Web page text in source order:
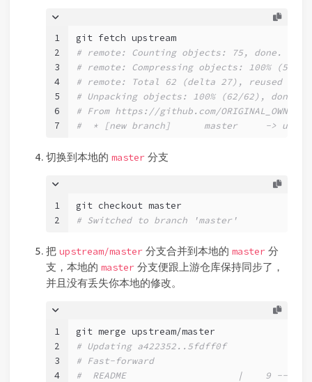
1
2
3
4
5
6
7
git fetch upstream
# remote: Counting objects: 75, done.
# remote: Compressing objects: 100% (53/
# remote: Total 62 (delta 27), reused 44
# Unpacking objects: 100% (62/62), done.
# From https://github.com/ORIGINAL_OWNER/
#  * [new branch]      master     ->
切换到本地的 master分支
1
2
git checkout master
# Switched to branch 'master'
把 upstream/master分支合并到本地的 master分
支，本地的 master分支便跟上游仓库保持同步了，
并且没有丢失你本地的修改。
1
2
3
4
git merge upstream/master
# Updating a422352..5fdff0f
# Fast-forward
#  README                    |    9